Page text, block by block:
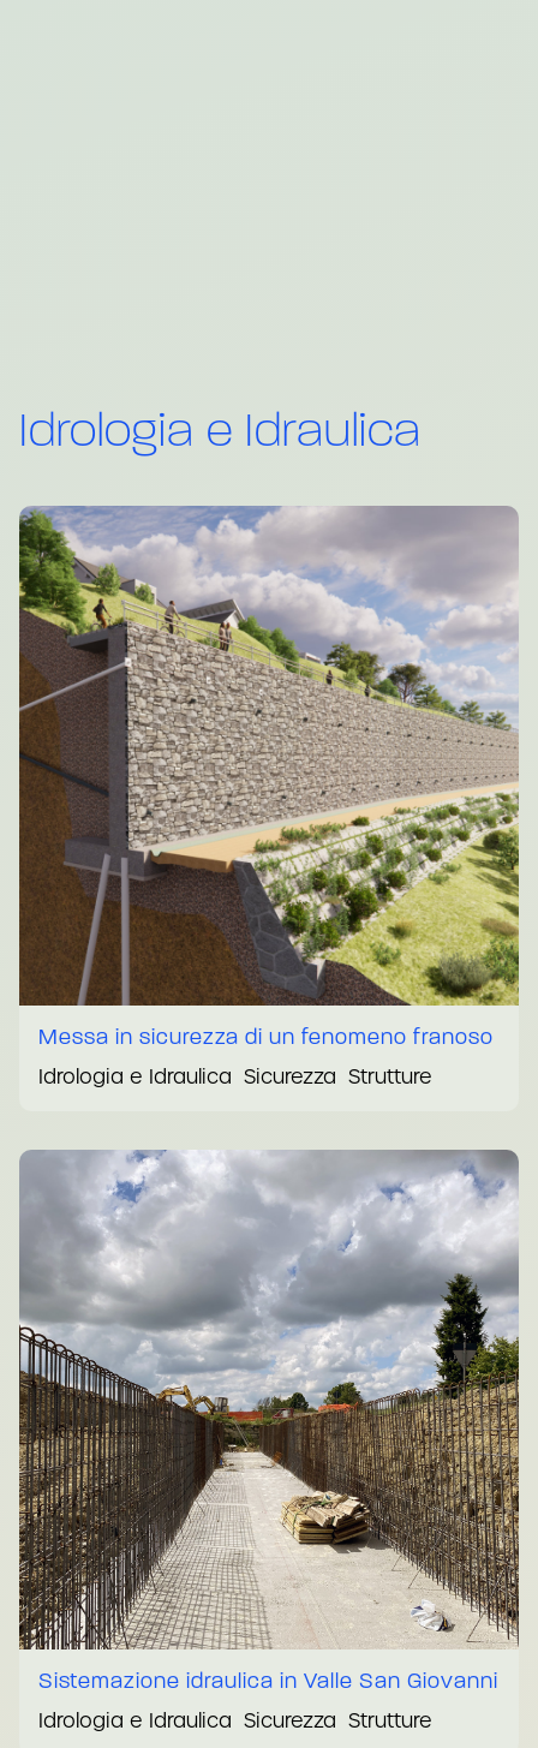
Idrologia e Idraulica
Messa in sicurezza di un fenomeno franoso
Idrologia e Idraulica Sicurezza Strutture
Sistemazione idraulica in Valle San Giovanni
Idrologia e Idraulica Sicurezza Strutture